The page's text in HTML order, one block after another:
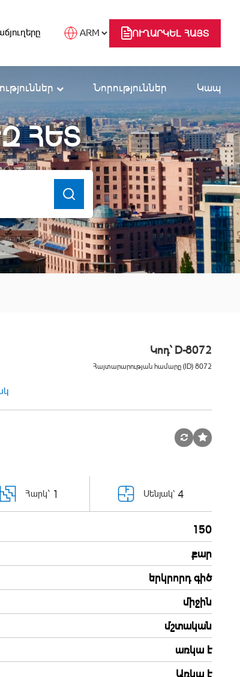
ՈՒՂԱՐԿԵԼ ՀԱՅՏ
Նորություններ Կապ
ՀԵՏ
Կոդ` D-8072
Հայտարարության համարը (ID) 8072
Սենյակ՝ 4
Հարկ` 1
150
քար
երկրորդ գիծ
միջին
մշտական
առկա է
Առկա է